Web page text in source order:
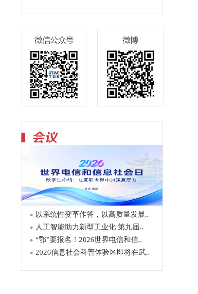
以系统性变革作答，以高质量发展..
人工智能助力新型工业化 第九届..
“鄂”要报名！2026世界电信和信..
2026信息社会科普体验区即将在武..